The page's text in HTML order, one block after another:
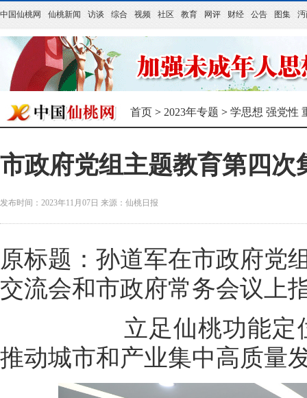
中国仙桃网 仙桃新闻 访谈 综合 视频 社区 教育 网评 财经 公告 图集
首页 > 2023年专题 > 学思想 强党性
市政府党组主题教育第四
发布时间：2023年11月07日 来源： 仙桃日报
原标题：孙道军在市政府党
交流会和市政府常务会议上
立足仙桃功能定位资
推动城市和产业集中高质量